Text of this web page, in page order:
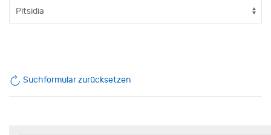
Suchformular zurücksetzen